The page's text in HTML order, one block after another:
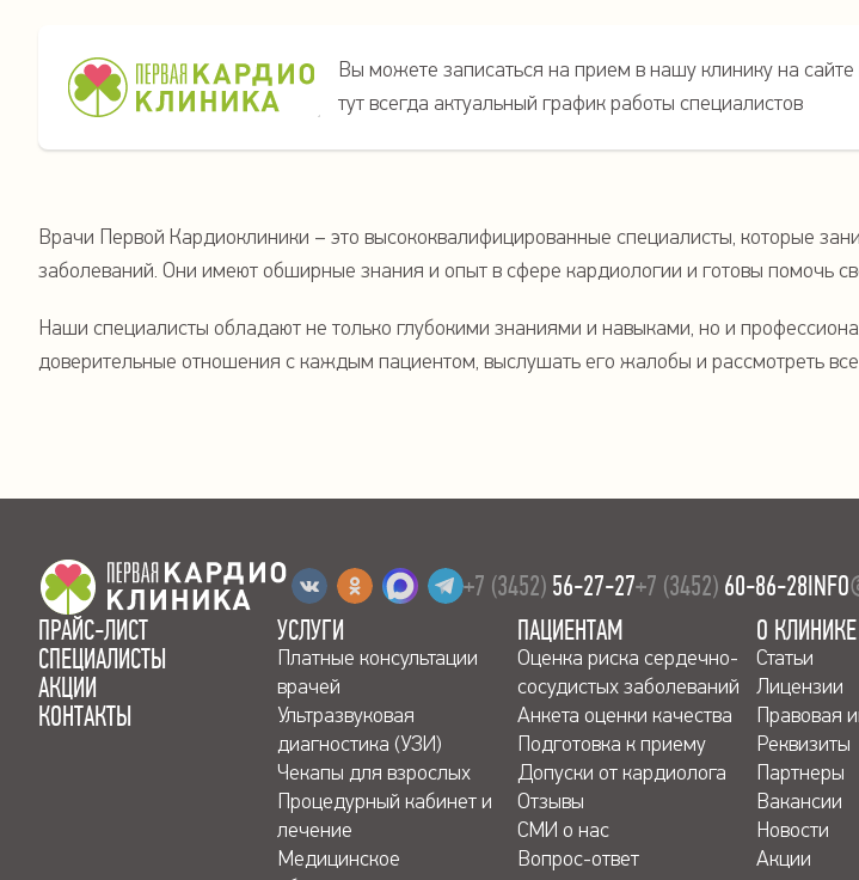
Вы можете записаться на прием в нашу клинику на
тут всегда актуальный график работы специалистов
Врачи Первой Кардиоклиники – это высококвалифицированные специалисты, которые
заболеваний. Они имеют обширные знания и опыт в сфере кардиологии и готовы помочь
Наши специалисты обладают не только глубокими знаниями и навыками, но и
доверительные отношения с каждым пациентом, выслушать его жалобы и рассмотреть
+7 (3452) 56-27-27+7 (3452) 60-86-28INFO
ПРАЙС-ЛИСТ
СПЕЦИАЛИСТЫ
АКЦИИ
КОНТАКТЫ
УСЛУГИ
Платные консультации
врачей
Ультразвуковая
диагностика (УЗИ)
Чекапы для взрослых
Процедурный кабинет и
лечение
Медицинское
ПАЦИЕНТАМ
Оценка риска сердечно-
сосудистых заболеваний
Анкета оценки качества
Подготовка к приему
Допуски от кардиолога
Отзывы
СМИ о нас
Вопрос-ответ
О КЛИНИКЕ
Статьи
Лицензии
Правовая
Реквизиты
Партнеры
Вакансии
Новости
Акции